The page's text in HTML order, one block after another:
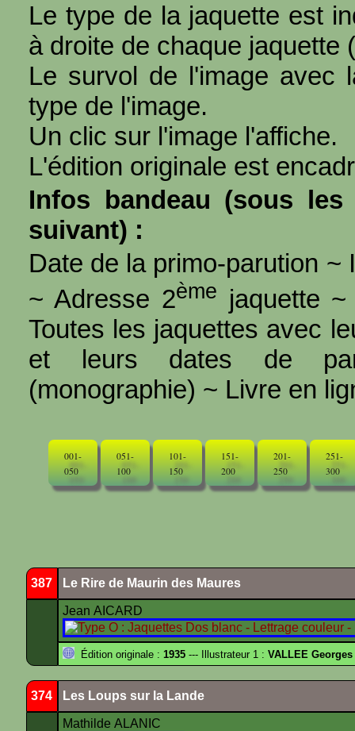
Le type de la jaquette est
à droite de chaque jaquette (
Le survol de l'image avec
type de l'image.
Un clic sur l'image l'affiche.
L'édition originale est
Infos bandeau (sous
suivant) :
Date de la primo-parution ~
~ Adresse 2ème jaquette
Toutes les jaquettes avec
et leurs dates de
(monographie) ~ Livre en
001-
050
051-
100
101-
150
151-
200
201-
250
251-
300
387 Le Rire de Maurin des Maures
Jean AICARD
Édition originale : 1935 --- Illustrateur 1 : VALLEE Georges
374 Les Loups sur la Lande
Mathilde ALANIC